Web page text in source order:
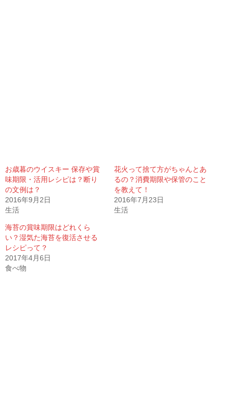
お歳暮のウイスキー 保存や賞
味期限・活用レシピは？断り
の文例は？
2016年9月2日
生活
花火って捨て方がちゃんとあ
るの？消費期限や保管のこと
を教えて！
2016年7月23日
生活
海苔の賞味期限はどれくら
い？湿気た海苔を復活させる
レシピって？
2017年4月6日
食べ物